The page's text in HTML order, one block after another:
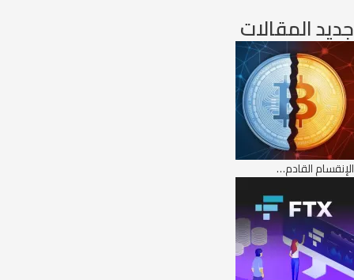
جديد المقالات
الإنقسام القادم…